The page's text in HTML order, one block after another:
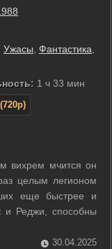
Ужасы, Фантастика,
1 ч 33 мин
вихрем мчится он
целым легионом
еще быстрее и
и Реджи, способны
мертвеца.
Лиз, друзья
30.04.2025